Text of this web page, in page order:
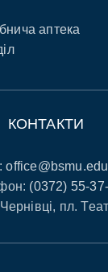
аптека
КОНТАКТИ
(0372) 55-
пл.